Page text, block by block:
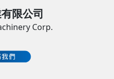
限公司
Corp.